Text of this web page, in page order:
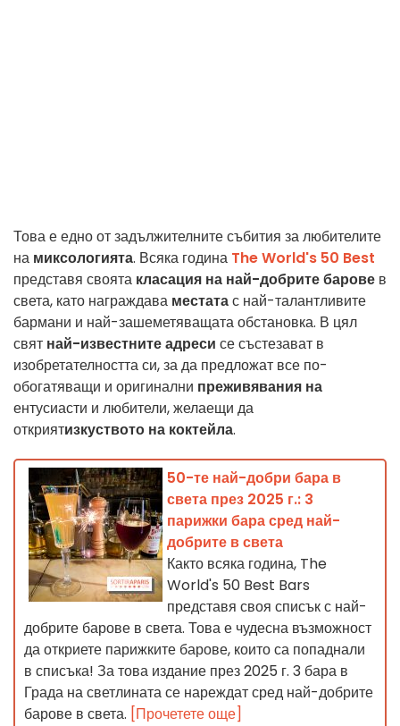
Това е едно от задължителните събития за любителите
на миксологията. Всяка година The World's 50 Best
представя своята класация на най-добрите барове в
света, като награждава местатас най-талантливите
бармани и най-зашеметяващата обстановка. В цял
свят най-известните адреси се състезават в
изобретателността си, за да предложат все по-
обогатяващи и оригинални преживявания на
ентусиасти и любители, желаещи да
откриятизкуството на коктейла.
50-те най-добри бара в
света през 2025 г.: 3
парижки бара сред най-
добрите в света
Както всяка година, The
World's 50 Best Bars
представя своя списък с най-
добрите барове в света. Това е чудесна възможност
да откриете парижките барове, които са попаднали
в списъка! За това издание през 2025 г. 3 бара в
Града на светлината се нареждат сред най-добрите
барове в света. [Прочетете още]